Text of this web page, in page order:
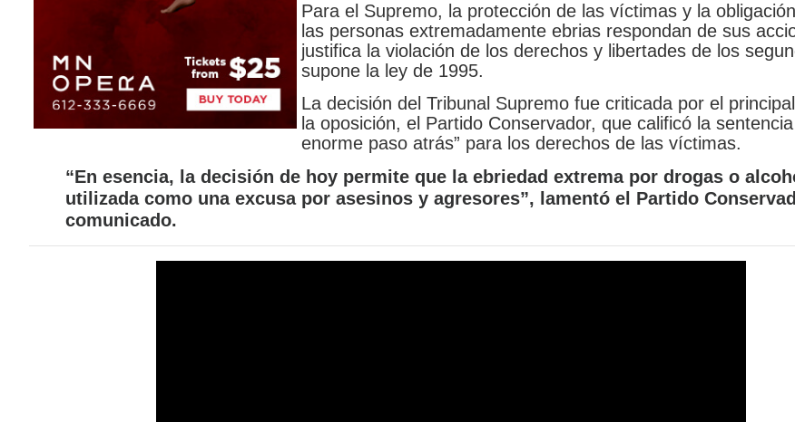
Para el Supremo, la protección de las víctimas y la
las personas extremadamente ebrias respondan de sus
justifica la violación de los derechos y libertades de los
supone la ley de 1995.
La decisión del Tribunal Supremo fue criticada por el
la oposición, el Partido Conservador, que calificó la sentencia
enorme paso atrás” para los derechos de las víctimas.
“En esencia, la decisión de hoy permite que la ebriedad extrema por drogas o
utilizada como una excusa por asesinos y agresores”, lamentó el Partido
comunicado.